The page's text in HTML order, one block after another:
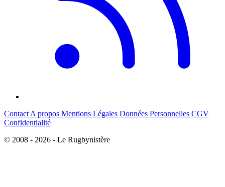
Contact A propos Mentions Légales Données Personnelles CGV
Confidentialité
© 2008 - 2026 - Le Rugbynistère